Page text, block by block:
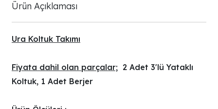
Ürün Açıklaması
Ura Koltuk Takımı
Fiyata dahil olan parçalar; 2 Adet 3'lü Yataklı
Koltuk, 1 Adet Berjer